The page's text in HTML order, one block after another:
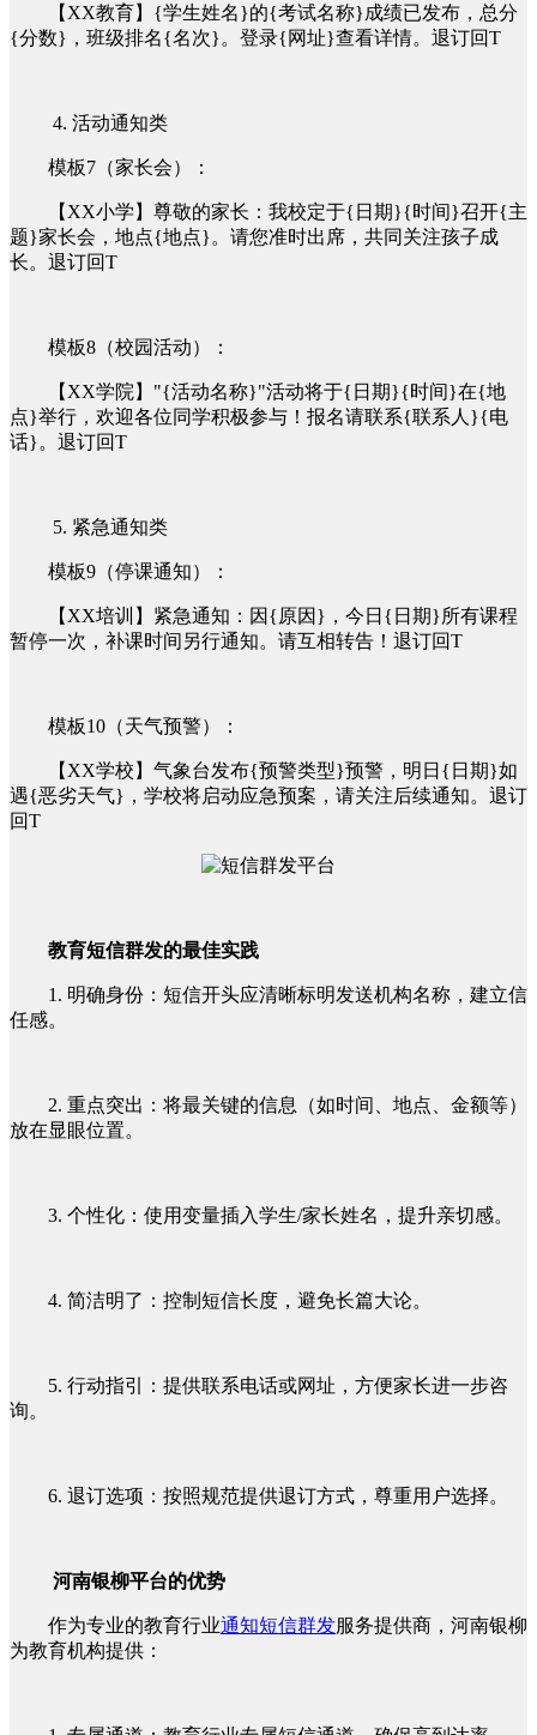
【XX教育】{学生姓名}的{考试名称}成绩已发布，总分
{分数}，班级排名{名次}。登录{网址}查看详情。退订回T
4. 活动通知类
模板7（家长会）：
【XX小学】尊敬的家长：我校定于{日期}{时间}召开{主
题}家长会，地点{地点}。请您准时出席，共同关注孩子成
长。退订回T
模板8（校园活动）：
【XX学院】"{活动名称}"活动将于{日期}{时间}在{地
点}举行，欢迎各位同学积极参与！报名请联系{联系人}{电
话}。退订回T
5. 紧急通知类
模板9（停课通知）：
【XX培训】紧急通知：因{原因}，今日{日期}所有课程
暂停一次，补课时间另行通知。请互相转告！退订回T
模板10（天气预警）：
【XX学校】气象台发布{预警类型}预警，明日{日期}如
遇{恶劣天气}，学校将启动应急预案，请关注后续通知。退订
回T
教育短信群发的最佳实践
1. 明确身份：短信开头应清晰标明发送机构名称，建立信
任感。
2. 重点突出：将最关键的信息（如时间、地点、金额等）
放在显眼位置。
3. 个性化：使用变量插入学生/家长姓名，提升亲切感。
4. 简洁明了：控制短信长度，避免长篇大论。
5. 行动指引：提供联系电话或网址，方便家长进一步咨
询。
6. 退订选项：按照规范提供退订方式，尊重用户选择。
河南银柳平台的优势
作为专业的教育行业通知短信群发服务提供商，河南银柳
为教育机构提供：